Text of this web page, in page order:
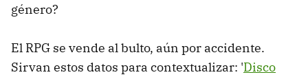
género?
El RPG se vende al bulto, aún por accidente.
Sirvan estos datos para contextualizar: 'Disco